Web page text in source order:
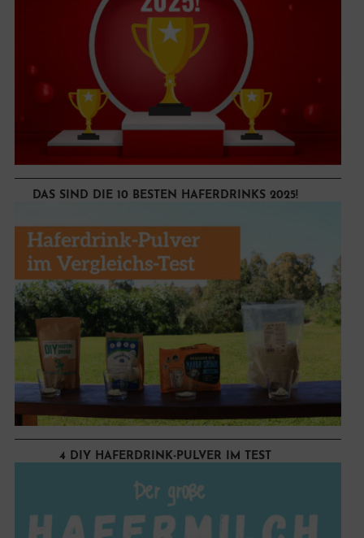
DAS SIND DIE 10 BESTEN HAFERDRINKS 2025!
4 DIY HAFERDRINK-PULVER IM TEST